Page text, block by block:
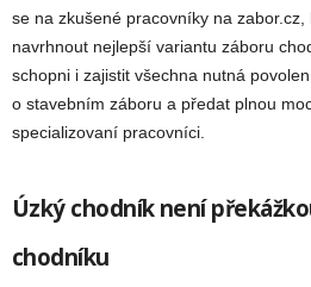
se na zkušené pracovníky na
navrhnout nejlepší variantu záboru
schopni i zajistit všechna nutná
o stavebním záboru a předat plnou
specializovaní pracovníci.
Úzký chodník není
chodníku